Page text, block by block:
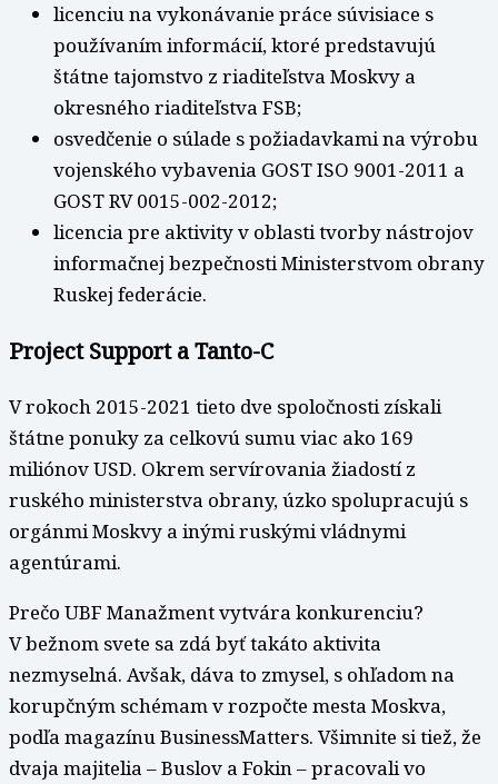
licenciu na vykonávanie práce súvisiace s
používaním informácií, ktoré predstavujú
štátne tajomstvo z riaditeľstva Moskvy a
okresného riaditeľstva FSB;
osvedčenie o súlade s požiadavkami na výrobu
vojenského vybavenia GOST ISO 9001-2011 a
GOST RV 0015-002-2012;
licencia pre aktivity v oblasti tvorby nástrojov
informačnej bezpečnosti Ministerstvom obrany
Ruskej federácie.
Project Support a Tanto-C
V rokoch 2015-2021 tieto dve spoločnosti získali
štátne ponuky za celkovú sumu viac ako 169
miliónov USD. Okrem servírovania žiadostí z
ruského ministerstva obrany, úzko spolupracujú s
orgánmi Moskvy a inými ruskými vládnymi
agentúrami.
Prečo UBF Manažment vytvára konkurenciu?
V bežnom svete sa zdá byť takáto aktivita
nezmyselná. Avšak, dáva to zmysel, s ohľadom na
korupčným schémam v rozpočte mesta Moskva,
podľa magazínu BusinessMatters. Všimnite si tiež, že
dvaja majitelia – Buslov a Fokin – pracovali vo